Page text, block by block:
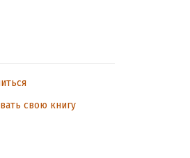
свою книгу